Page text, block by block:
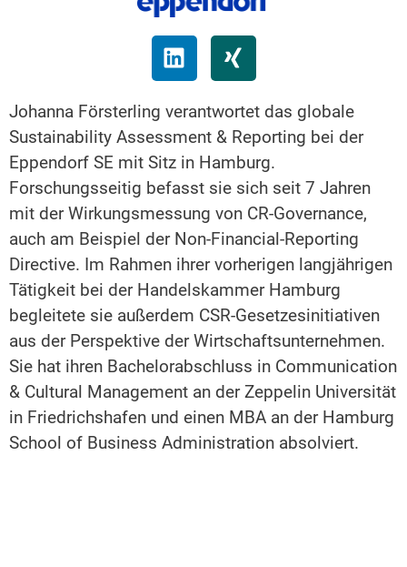
Johanna Försterling verantwortet das globale
Sustainability Assessment & Reporting bei der
Eppendorf SE mit Sitz in Hamburg.
Forschungsseitig befasst sie sich seit 7 Jahren
mit der Wirkungsmessung von CR-Governance,
auch am Beispiel der Non-Financial-Reporting
Directive. Im Rahmen ihrer vorherigen langjährigen
Tätigkeit bei der Handelskammer Hamburg
begleitete sie außerdem CSR-Gesetzesinitiativen
aus der Perspektive der Wirtschaftsunternehmen.
Sie hat ihren Bachelorabschluss in Communication
& Cultural Management an der Zeppelin Universität
in Friedrichshafen und einen MBA an der Hamburg
School of Business Administration absolviert.